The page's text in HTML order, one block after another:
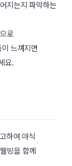
지는지 파악하는
로
느껴지면
요.
하여 야식
빙을 함께